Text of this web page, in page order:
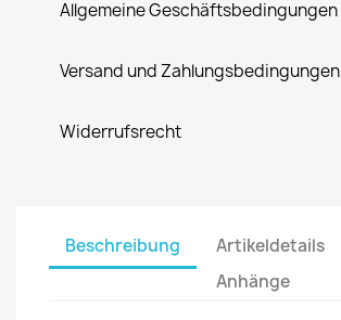
Allgemeine Geschäftsbedingungen
Versand und Zahlungsbedingungen
Widerrufsrecht
Beschreibung
Artikeldetails
Anhänge